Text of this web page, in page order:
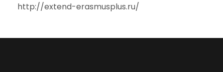
http://extend-erasmusplus.ru/